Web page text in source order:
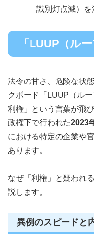
識別灯点滅）を
「LUUP（ル
法令の甘さ、危険な状
クボード「LUUP（ル
利権」という言葉が飛
政権下で行われた2023
における特定の企業や
あります。
なぜ「利権」と疑われ
説します。
異例のスピードと